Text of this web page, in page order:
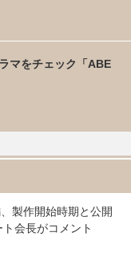
マをチェック「ABE
製作開始時期と公開
会長がコメント